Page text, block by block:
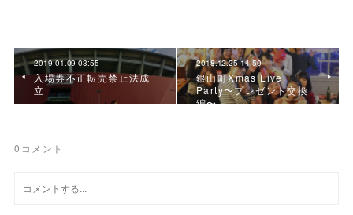
2019.01.09 03:55
入場券不正転売禁止法成
立
2018.12.25 14:50
銀山町Xmas Live
Party〜プレゼント交換
編〜
0 コメント